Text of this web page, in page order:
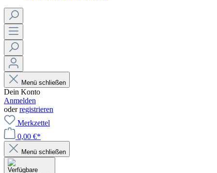
Menü schließen
Dein Konto
Anmelden
oderregistrieren
Merkzettel
0,00 €*
Menü schließen